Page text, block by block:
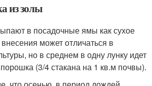
из золы
в посадочные ямы как сухое
может отличаться в
но в среднем в одну лунку идет
(3/4 стакана на 1 кв.м почвы).